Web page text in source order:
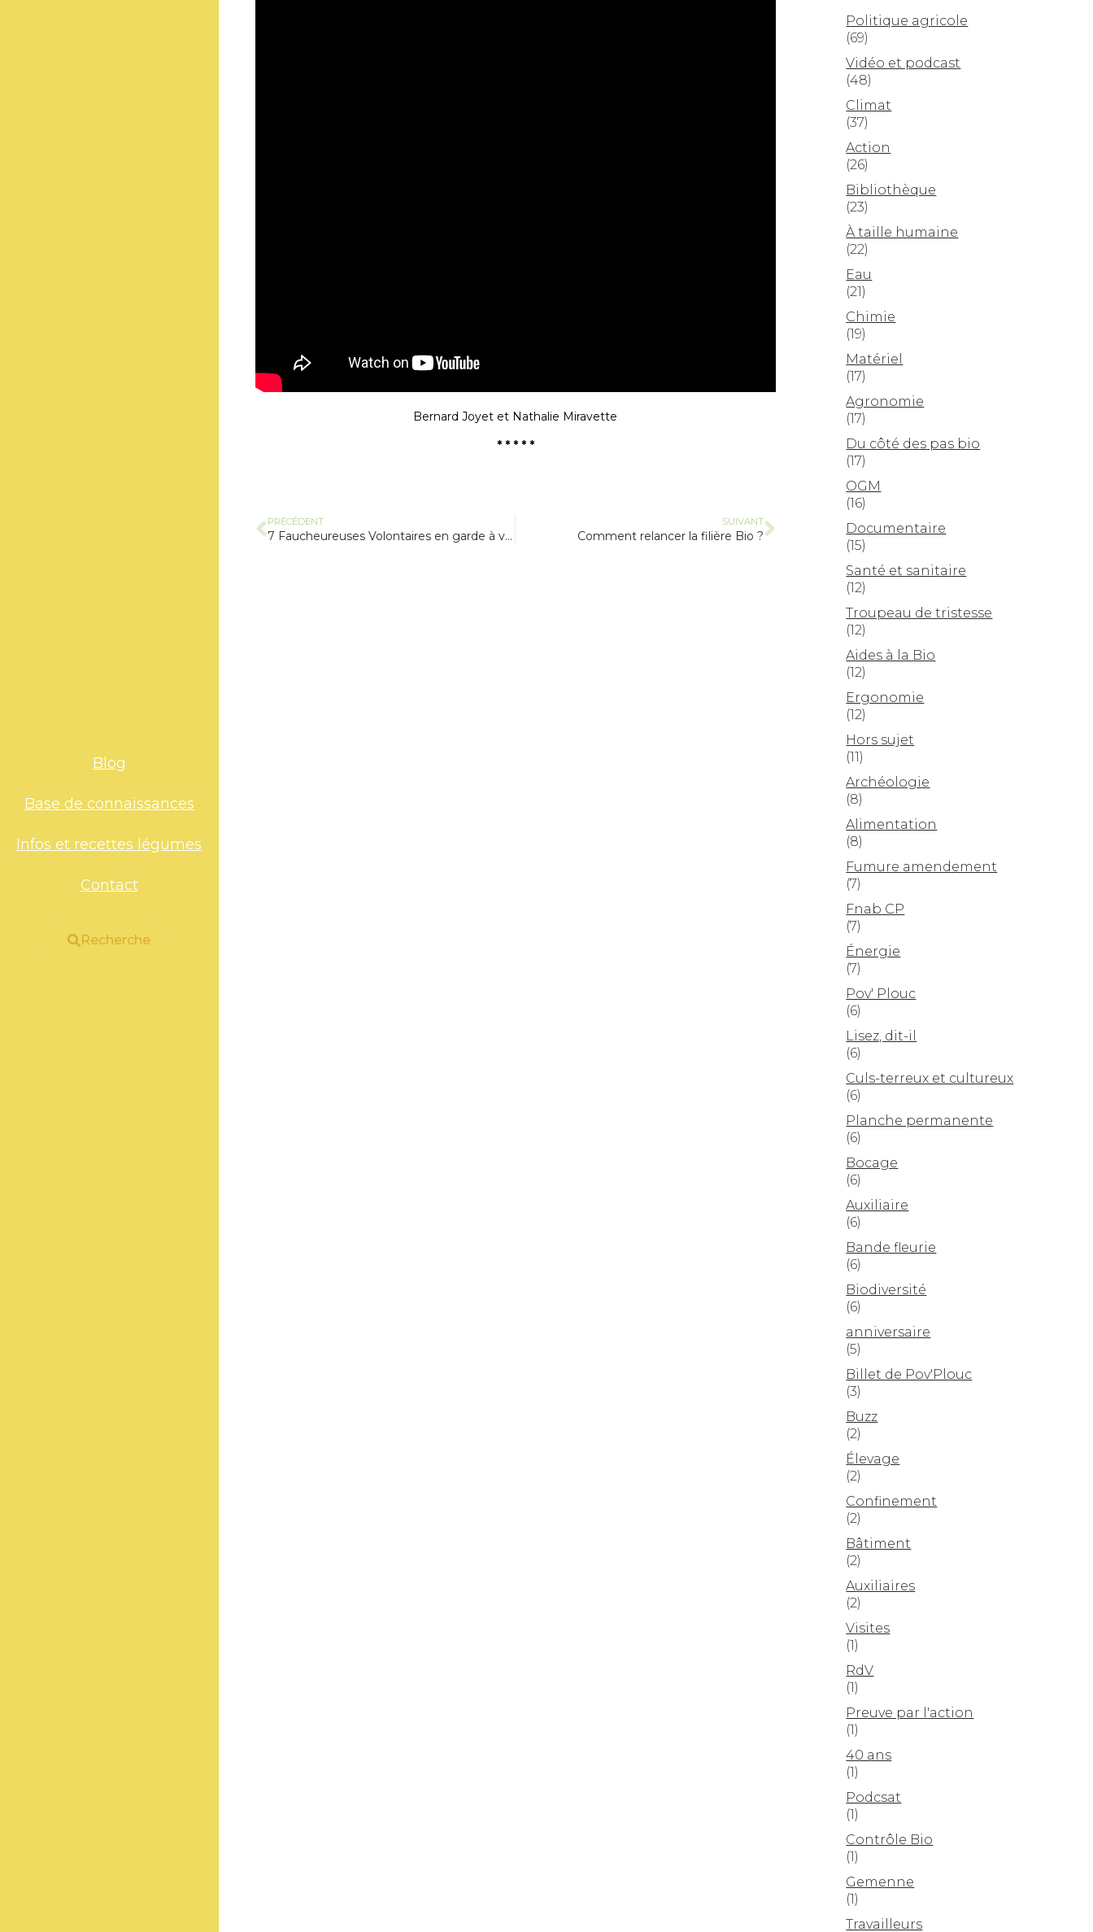
Blog
Base de connaissances
Infos et recettes légumes
Contact
Recherche
Bernard Joyet et Nathalie Miravette
* * * * *
PRÉCÉDENT
7 Faucheureuses Volontaires en garde à vue !
SUIVANT
Comment relancer la filière Bio ?
Politique agricole
(69)
Vidéo et podcast
(48)
Climat
(37)
Action
(26)
Bibliothèque
(23)
À taille humaine
(22)
Eau
(21)
Chimie
(19)
Matériel
(17)
Agronomie
(17)
Du côté des pas bio
(17)
OGM
(16)
Documentaire
(15)
Santé et sanitaire
(12)
Troupeau de tristesse
(12)
Aides à la Bio
(12)
Ergonomie
(12)
Hors sujet
(11)
Archéologie
(8)
Alimentation
(8)
Fumure amendement
(7)
Fnab CP
(7)
Énergie
(7)
Pov' Plouc
(6)
Lisez, dit-il
(6)
Culs-terreux et cultureux
(6)
Planche permanente
(6)
Bocage
(6)
Auxiliaire
(6)
Bande fleurie
(6)
Biodiversité
(6)
anniversaire
(5)
Billet de Pov'Plouc
(3)
Buzz
(2)
Élevage
(2)
Confinement
(2)
Bâtiment
(2)
Auxiliaires
(2)
Visites
(1)
RdV
(1)
Preuve par l'action
(1)
40 ans
(1)
Podcsat
(1)
Contrôle Bio
(1)
Gemenne
(1)
Travailleurs